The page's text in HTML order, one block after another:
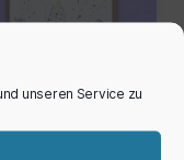
unseren Service zu